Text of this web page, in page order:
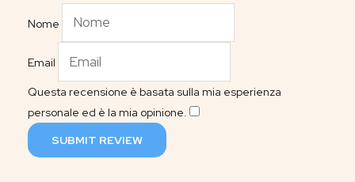
Nome
Email
Questa recensione è basata sulla mia esperienza
personale ed è la mia opinione.
SUBMIT REVIEW